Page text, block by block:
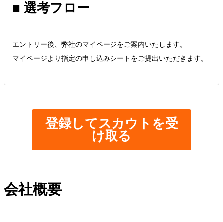
■ 選考フロー
エントリー後、弊社のマイページをご案内いたします。
マイページより指定の申し込みシートをご提出いただきます。
登録してスカウトを受
け取る
会社概要